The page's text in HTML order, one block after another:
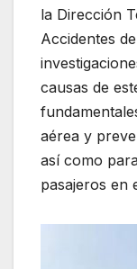
la Dirección
Accidentes
causas de
aérea y
así como
pasajeros en